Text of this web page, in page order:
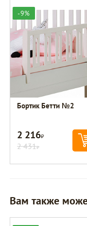
-9%
Бортик Бетти №2
2 216Р
2 431Р
Вам также